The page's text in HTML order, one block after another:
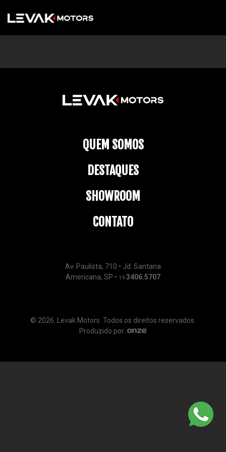
QUEM SOMOS
DESTAQUES
SHOWROOM
CONTATO
Av. Paulista, 710 • Jd. Santana
Americana, SP • 19 3406.5707
© 2026. Levak Motors. Todos os direitos reservados.
Produzido por: